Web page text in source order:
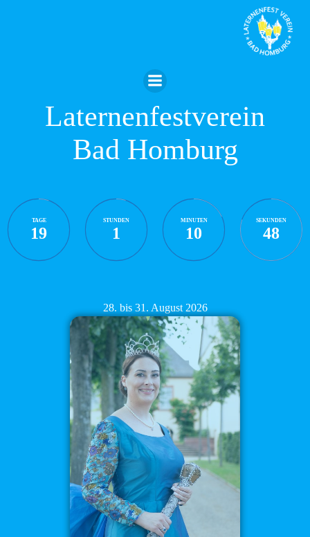
Laternenfestverein
Bad Homburg
TAGE
19
STUNDEN
1
MINUTEN
10
SEKUNDEN
47
28. bis 31. August 2026